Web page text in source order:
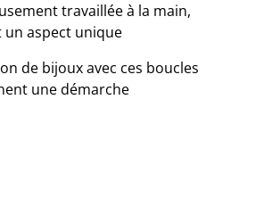
travaillée à la main,
aspect unique
de bijoux avec ces boucles
une démarche